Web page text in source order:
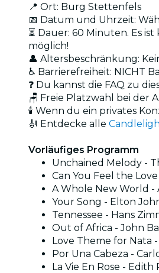
📍 Ort: Burg Stettenfels
📅 Datum und Uhrzeit:
⏳ Dauer: 60 Minuten. Es
möglich!
👤 Altersbeschränkung:
♿ Barrierefreiheit: NICHT
❓ Du kannst die FAQ zu
🪑 Freie Platzwahl bei
🕯️ Wenn du ein privates
🎻 Entdecke alle
Vorläufiges Programm
Unchained Melody -
Can You Feel the
A Whole New World -
Your Song - Elton
Tennessee - Hans
Out of Africa - John
Love Theme for Nata
Por Una Cabeza -
La Vie En Rose - Edith